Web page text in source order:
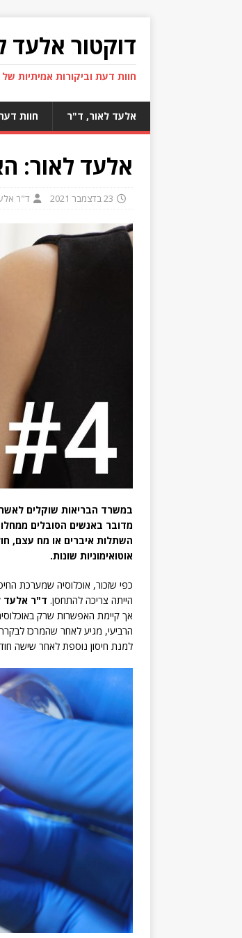
דוקטור אלעד
חוות דעת וביקורות אמיתיות
אלעד לאור, ד"ר חוות
אלעד לאור:
23 בדצמבר 2021 ד"ר
במשרד הבריאות שוקלים לאשר
מדובר באנשים הסובלים
השתלות איברים או מח עצם,
אוטואימוניות שונות.
כפי שזכור, אוכלוסיה שמערכת
הייתה צריכה להתחסן. ד"ר אלעד
אך קיימת האפשרות שרק
למנת חיסון נוספת לאחר שישה